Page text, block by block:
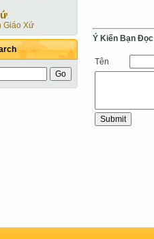
Giáo Xứ
Ý Kiến Bạn Ðọc
Tên